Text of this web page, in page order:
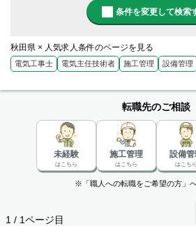
条件を変更して検索
秋田県 × 人気求人条件のページを見る
電気工事士 電気主任技術者 施工管理 設備管理
転職先のご相談
未経験
はこちら
施工管理
はこちら
設備
はこちら
※「職人への転職をご希望の方」
1 / 1ページ目